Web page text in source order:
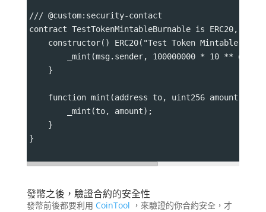
/// @custom:security-contact
contract TestTokenMintableBurnable is ERC20,
constructor() ERC20("Test Token Mintable
_mint(msg.sender, 100000000 * 10 **
    }
function mint(address to, uint256 amount)
        _mint(to, amount);
    }
}
發幣之後，驗證合約的安全性
發幣前後都要利用 CoinTool ，來驗證的你合約安全，才